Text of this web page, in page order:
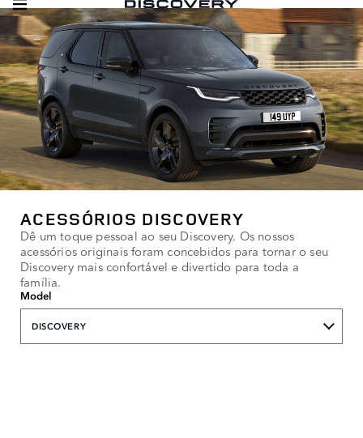
ACESSÓRIOS DISCOVERY
Dê um toque pessoal ao seu Discovery. Os nossos
acessórios originais foram concebidos para tornar o seu
Discovery mais confortável e divertido para toda a
família.
Model
DISCOVERY